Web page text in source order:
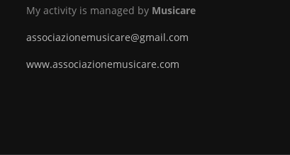
My activity is managed by Musicare
associazionemusicare@gmail.com
www.associazionemusicare.com